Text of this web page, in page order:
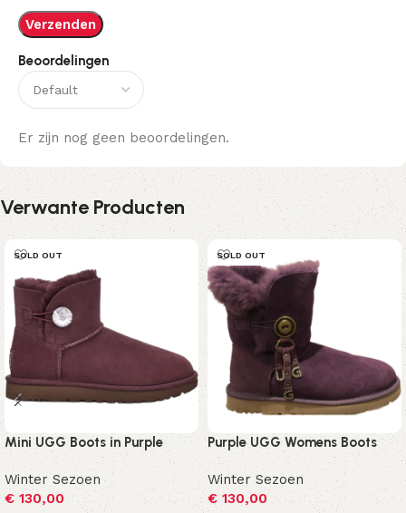
Beoordelingen
Er zijn nog geen beoordelingen.
Verwante Producten
SOLD OUT
Mini UGG Boots in Purple
Winter Sezoen
€ 130,00
SOLD OUT
Purple UGG Womens Boots
Winter Sezoen
€130,00